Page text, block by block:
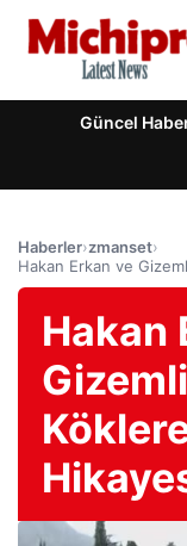
Güncel
Haberler›zmanset›
Hakan Erkan ve
Hakan